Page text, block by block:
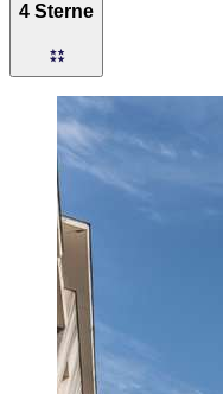
4 Sterne